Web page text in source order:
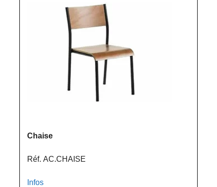
Chaise
Réf. AC.CHAISE
Infos